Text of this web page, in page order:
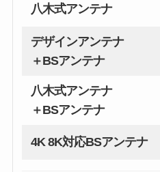
八木式アンテナ
デザインアンテナ
＋BSアンテナ
八木式アンテナ
＋BSアンテナ
4K 8K対応BSアンテナ